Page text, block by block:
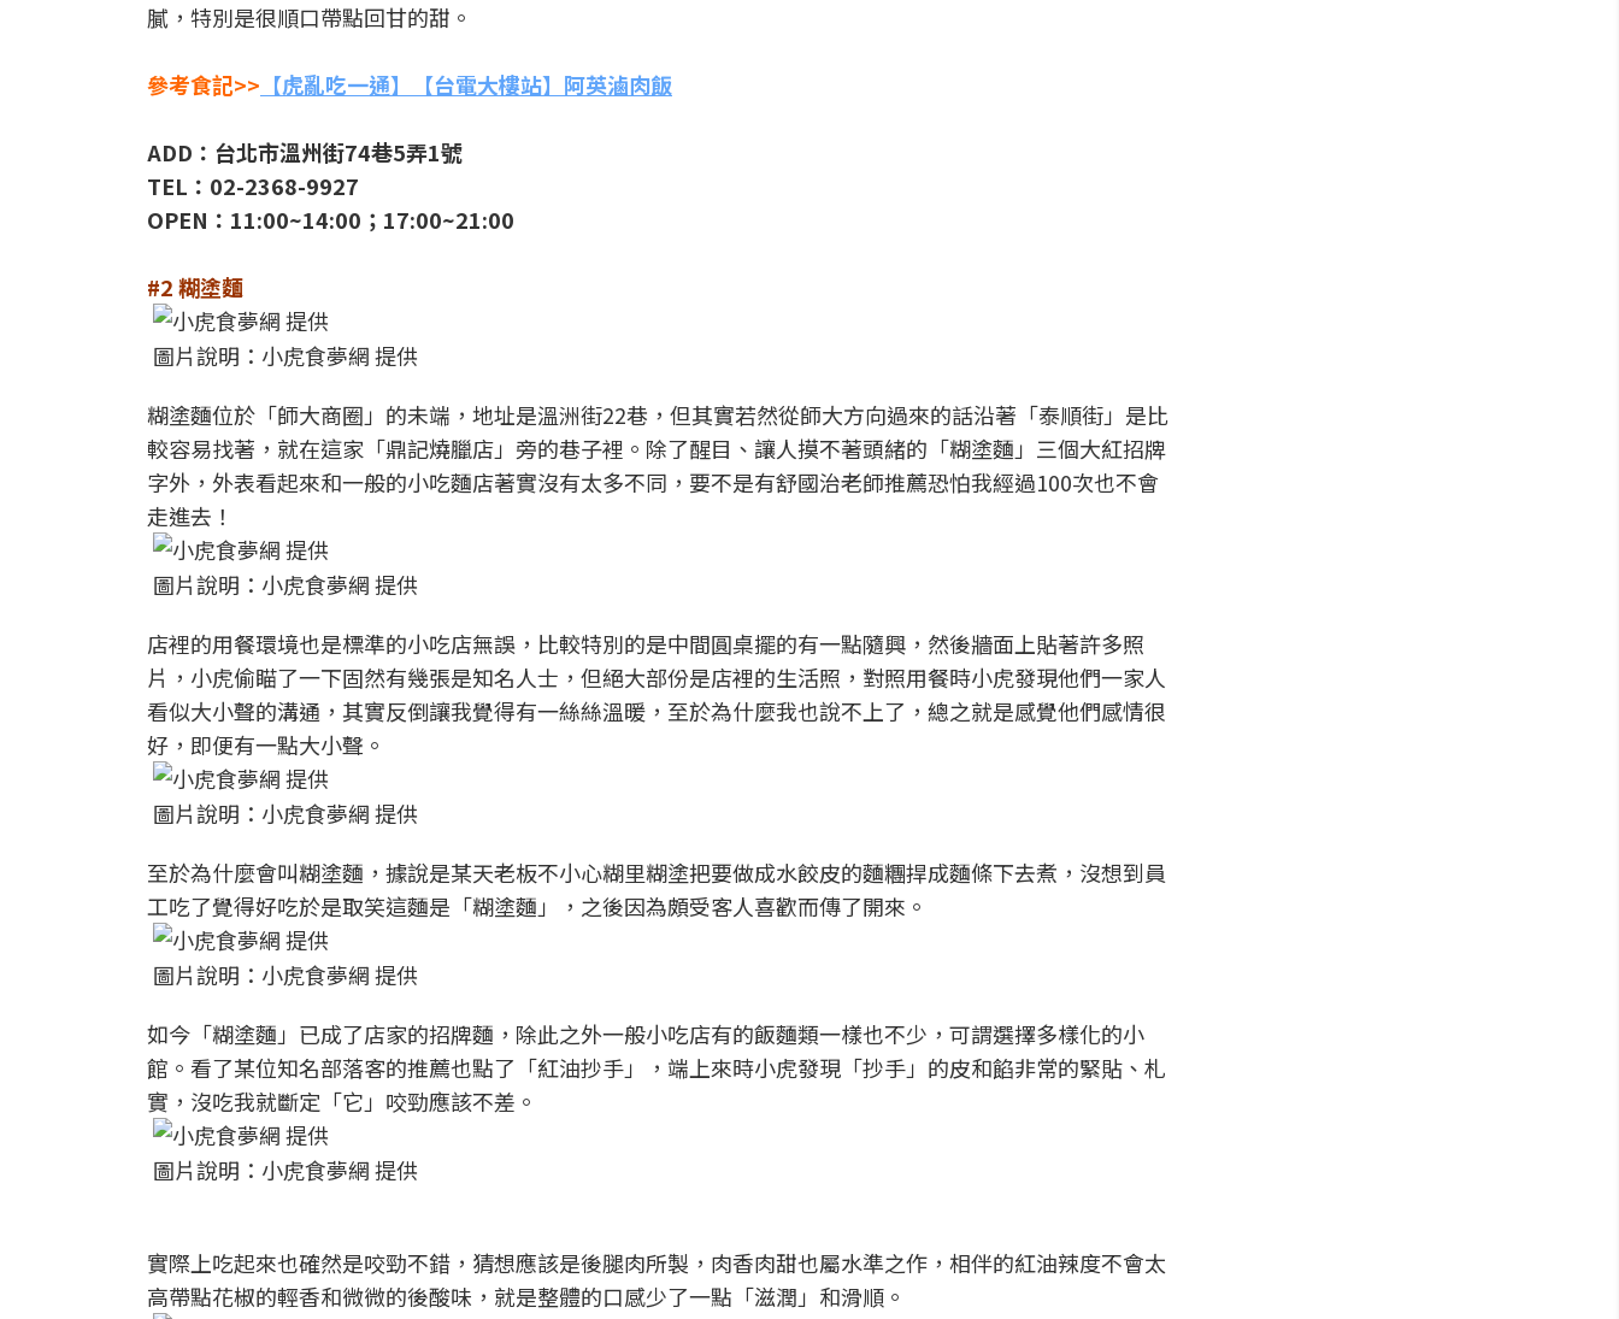
膩，特別是很順口帶點回甘的甜。
參考食記>> 【虎亂吃一通】【台電大樓站】阿英滷肉飯
ADD：台北市溫州街74巷5弄1號
TEL：02-2368-9927
OPEN：11:00~14:00；17:00~21:00
#2 糊塗麵
圖片說明：小虎食夢網 提供
糊塗麵位於「師大商圈」的未端，地址是溫洲街22巷，但其實若然從師大方向過來的話沿著「泰順街」是比
較容易找著，就在這家「鼎記燒臘店」旁的巷子裡。除了醒目、讓人摸不著頭緒的「糊塗麵」三個大紅招牌
字外，外表看起來和一般的小吃麵店著實沒有太多不同，要不是有舒國治老師推薦恐怕我經過100次也不會
走進去！
圖片說明：小虎食夢網 提供
店裡的用餐環境也是標準的小吃店無誤，比較特別的是中間圓桌擺的有一點隨興，然後牆面上貼著許多照
片，小虎偷瞄了一下固然有幾張是知名人士，但絕大部份是店裡的生活照，對照用餐時小虎發現他們一家人
看似大小聲的溝通，其實反倒讓我覺得有一絲絲溫暖，至於為什麼我也說不上了，總之就是感覺他們感情很
好，即便有一點大小聲。
圖片說明：小虎食夢網 提供
至於為什麼會叫糊塗麵，據說是某天老板不小心糊里糊塗把要做成水餃皮的麵糰捍成麵條下去煮，沒想到員
工吃了覺得好吃於是取笑這麵是「糊塗麵」，之後因為頗受客人喜歡而傳了開來。
圖片說明：小虎食夢網 提供
如今「糊塗麵」已成了店家的招牌麵，除此之外一般小吃店有的飯麵類一樣也不少，可謂選擇多樣化的小
館。看了某位知名部落客的推薦也點了「紅油抄手」，端上來時小虎發現「抄手」的皮和餡非常的緊貼、札
實，沒吃我就斷定「它」咬勁應該不差。
圖片說明：小虎食夢網 提供
實際上吃起來也確然是咬勁不錯，猜想應該是後腿肉所製，肉香肉甜也屬水準之作，相伴的紅油辣度不會太
高帶點花椒的輕香和微微的後酸味，就是整體的口感少了一點「滋潤」和滑順。